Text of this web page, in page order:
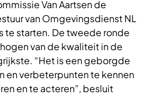
Van Aartsen de
van Omgevingsdienst NL
te starten. De tweede ronde
van de kwaliteit in de
“Het is een geborgde
en verbeterpunten te kennen
en te acteren”, besluit